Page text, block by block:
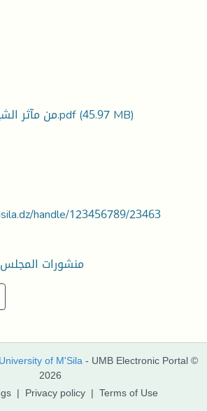
من مآثر الشيخ أبو حفص الزموري.pdf(45.97 MB)
handle/123456789/23463
منشورات المجلس
University of M'Sila - UMB Electronic Portal ©
2026
| Privacy policy | Terms of Use